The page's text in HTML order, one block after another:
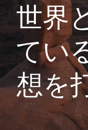
世界
てい
想を